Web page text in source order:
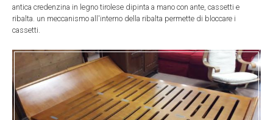
antica credenzina in legno tirolese dipinta a mano con ante, cassetti e
ribalta. un meccanismo all'interno della ribalta permette di bloccare i
cassetti.